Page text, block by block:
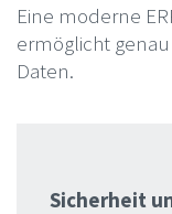
Eine moderne
ermöglicht
Daten.
Sicherheit